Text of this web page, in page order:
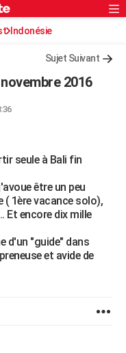
Indonésie
Sujet Suivant
2016
seule à Bali fin
être un peu
( 1ère vacance solo),
Et encore dix mille
d'un "guide" dans
et avide de